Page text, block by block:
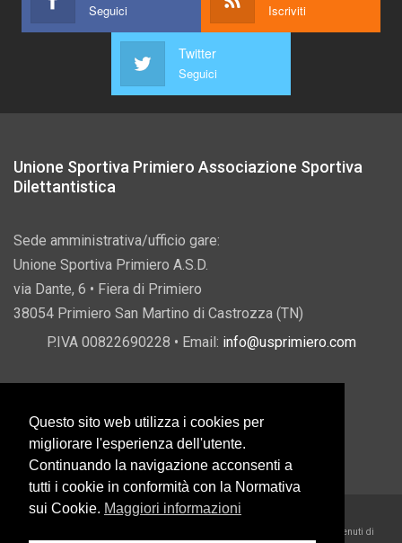
Seguici Iscriviti
Twitter
Seguici
Unione Sportiva Primiero Associazione Sportiva
Dilettantistica
Sede amministrativa/ufficio gare:
Unione Sportiva Primiero A.S.D.
via Dante, 6 • Fiera di Primiero
38054 Primiero San Martino di Castrozza (TN)
P.IVA 00822690228 • Email: info@usprimiero.com
Vantaggi da Pubblica Amministrazione
Eccetto dove diversamente specificato, i contenuti di
Questo sito web utilizza i cookies per
migliorare l'esperienza dell'utente.
Continuando la navigazione acconsenti a
tutti i cookie in conformità con la Normativa
sui Cookie. Maggiori informazioni